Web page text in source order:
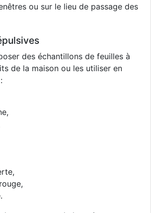
ou sur le lieu de passage des
des échantillons de feuilles à
de la maison ou les utiliser en